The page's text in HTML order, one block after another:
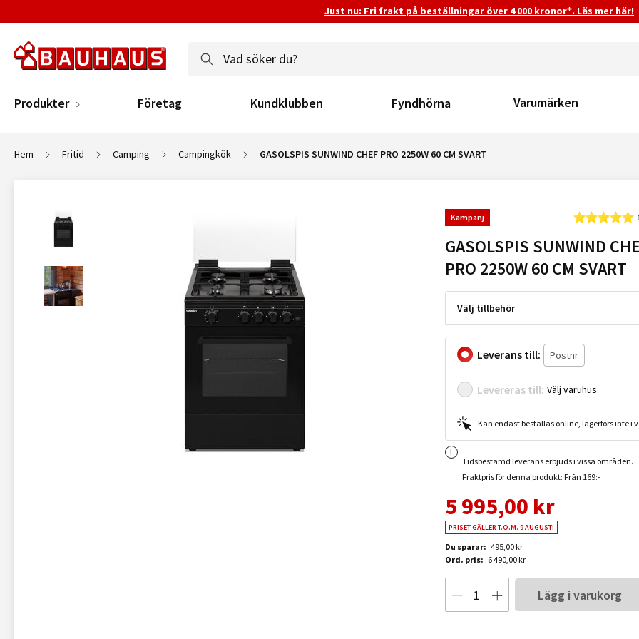
Just nu: Fri frakt på beställningar över 4 000 kronor*. Läs mer här!
Produkter Företag Kundklubben Fyndhörna Varumärken
Hem Fritid Camping Campingkök GASOLSPIS SUNWIND CHEF PRO 2250W 60 CM SVART
Kampanj
GASOLSPIS SUNWIND
PRO 2250W 60 CM SVART
Välj tillbehör
Leverans till:
Levereras till: Välj varuhus
Kan endast beställas online, lagerförs inte i
Tidsbestämd leverans erbjuds i vissa områden.
Fraktpris för denna produkt: Från 169:-
5 995,00 kr
PRISET GÄLLER T.O.M. 9 AUGUSTI
Du sparar: 495,00 kr
Ord. pris: 6 490,00 kr
Lägg i varukorg